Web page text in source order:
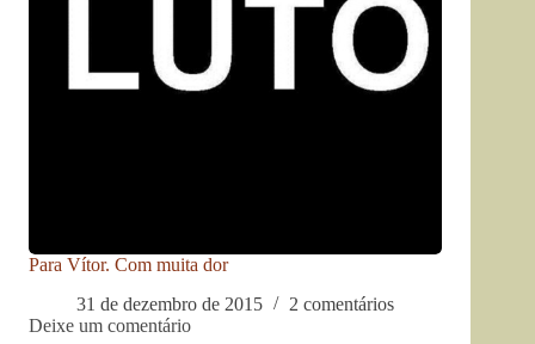
Para Vítor. Com muita dor
31 de dezembro de 2015
2 comentários
Deixe um comentário